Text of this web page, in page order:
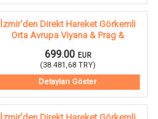
İzmir'den Direkt Hareket Görkemli
Orta Avrupa Viyana & Prag &
Yolları ile (2026 Yaz Dönemi)
699.00 EUR
(38.481,68 TRY)
Detayları Göster